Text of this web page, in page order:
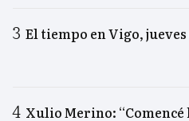
El tiempo en Vigo, jueves
Xulio Merino: “Comencé